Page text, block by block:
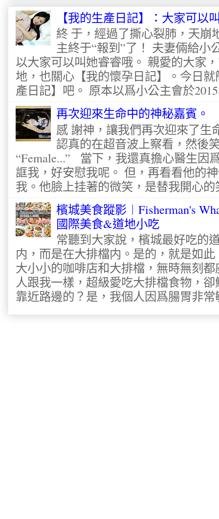
【我的生產日記】：大家可以
終 于，經過了撕心裂肺，天崩
主終于“報到”了！ 夫妻倆給小
以大家可以叫她睿睿哦。 親愛的大家
地，也關心【我的懷孕日記】。今日
產日記】吧。 原本以爲小公主會於
再次迎來生命中的神秘嘉賓。
感 謝神，讓我們再次迎來了生
認真的在超音波上察看，然後
“Female...” 當下，我還真擔心醫生因
誆我，好安慰我呢。 但，再看看他的
我。他臉上挂著的微笑，是替我開心的
檳城美食蹤影︱Fisherman's
國際美食&道地小吃
常聽到大家說，檳城最好吃的
内，而是在大排檔内。是的，就是如
大小小的咖啡店和大排檔，無時無刻
人跟我一樣，超級愛吃大排檔食物，
靠近路邊的？是，我個人因爲腸胃非